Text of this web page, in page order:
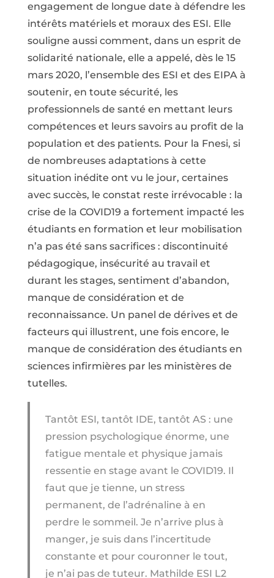
engagement de longue date à défendre les
intérêts matériels et moraux des ESI. Elle
souligne aussi comment, dans un esprit de
solidarité nationale, elle a appelé, dès le 15
mars 2020, l’ensemble des ESI et des EIPA à
soutenir, en toute sécurité, les
professionnels de santé en mettant leurs
compétences et leurs savoirs au profit de la
population et des patients. Pour la Fnesi, si
de nombreuses adaptations à cette
situation inédite ont vu le jour, certaines
avec succès, le constat reste irrévocable : la
crise de la COVID19 a fortement impacté les
étudiants en formation et leur mobilisation
n’a pas été sans sacrifices : discontinuité
pédagogique, insécurité au travail et
durant les stages, sentiment d’abandon,
manque de considération et de
reconnaissance. Un panel de dérives et de
facteurs qui illustrent, une fois encore, le
manque de considération des étudiants en
sciences infirmières par les ministères de
tutelles.
Tantôt ESI, tantôt IDE, tantôt AS : une
pression psychologique énorme, une
fatigue mentale et physique jamais
ressentie en stage avant le COVID19. Il
faut que je tienne, un stress
permanent, de l’adrénaline à en
perdre le sommeil. Je n’arrive plus à
manger, je suis dans l’incertitude
constante et pour couronner le tout,
je n’ai pas de tuteur. Mathilde ESI L2